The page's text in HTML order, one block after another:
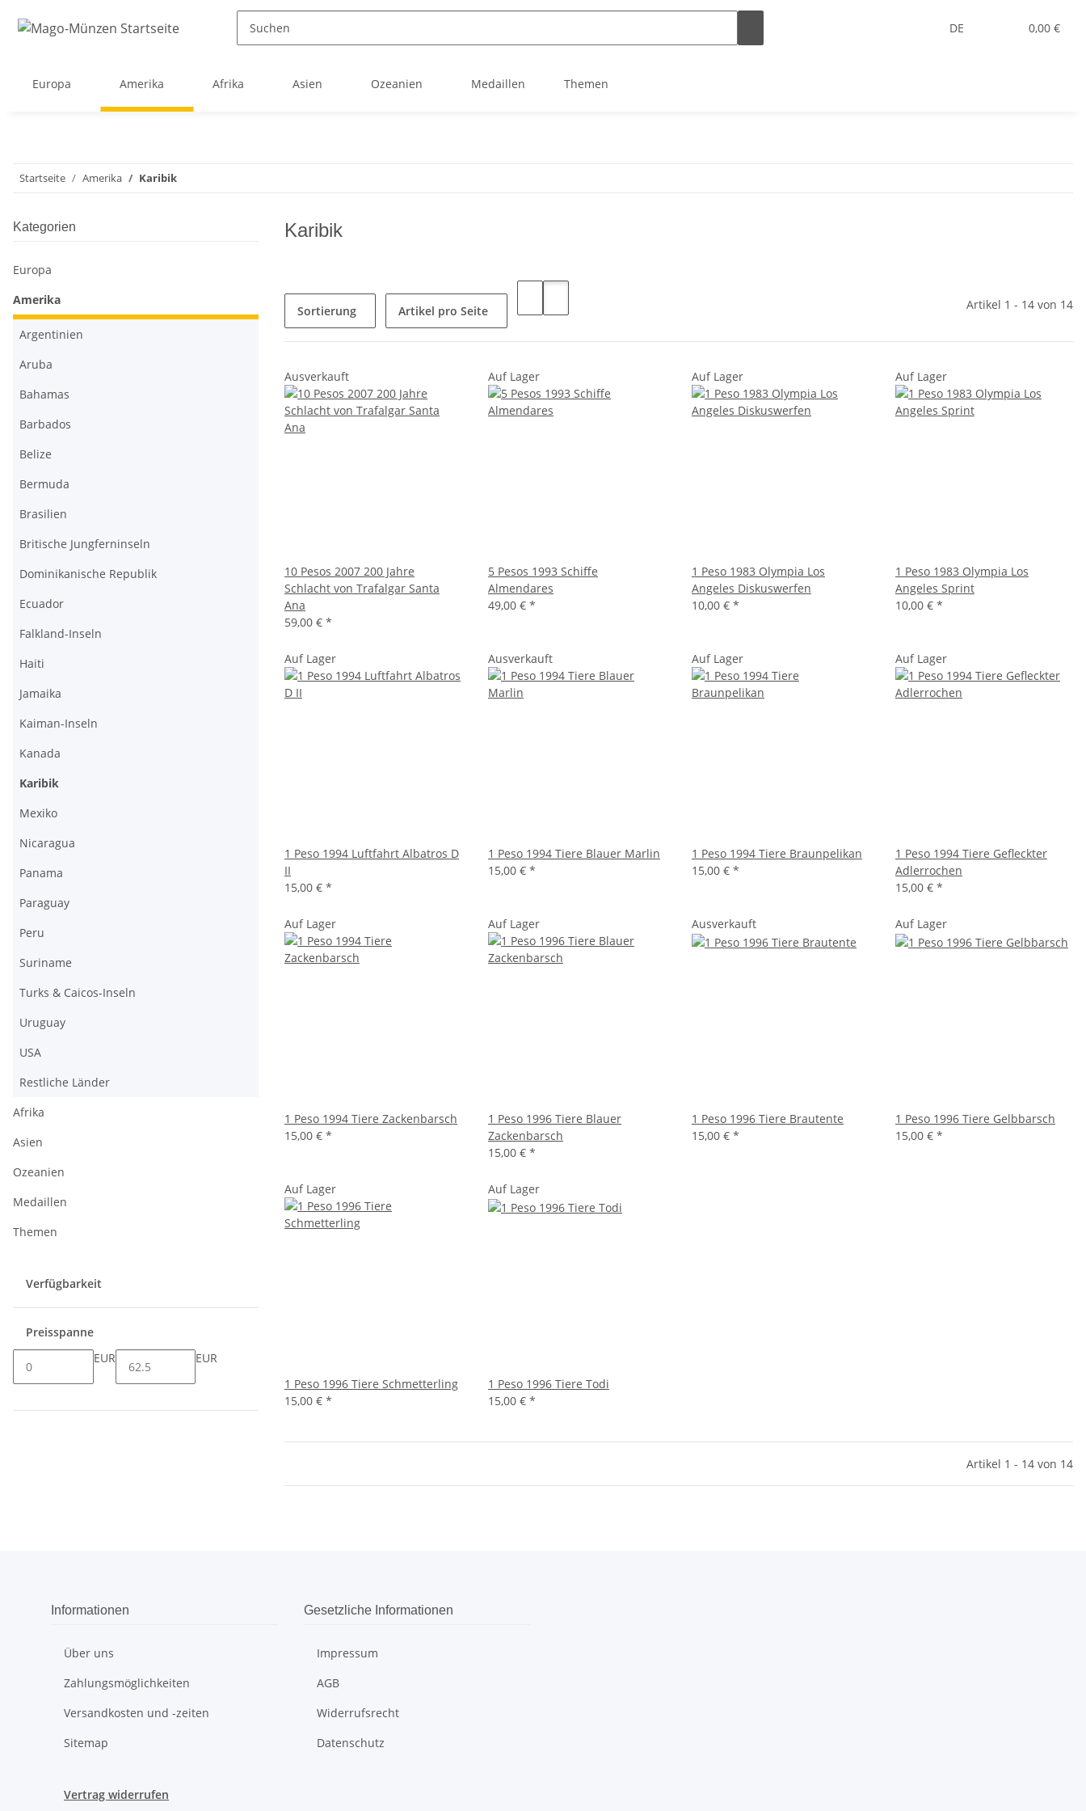
DE 0,00 €
Europa Amerika Afrika Asien Ozeanien Medaillen Themen
Startseite Amerika Karibik
Karibik
Sortierung Artikel pro Seite Artikel 1 - 14 von 14
Ausverkauft
10 Pesos 2007 200 Jahre
Schlacht von Trafalgar Santa
Ana
59,00 € *
Auf Lager
5 Pesos 1993 Schiffe
Almendares
49,00 € *
Auf Lager
1 Peso 1983 Olympia Los
Angeles Diskuswerfen
10,00 € *
Auf Lager
1 Peso 1983 Olympia Los
Angeles Sprint
10,00 € *
Auf Lager
1 Peso 1994 Luftfahrt Albatros D
II
15,00 € *
Ausverkauft
1 Peso 1994 Tiere Blauer Marlin
15,00 € *
Auf Lager
1 Peso 1994 Tiere Braunpelikan
15,00 € *
Auf Lager
1 Peso 1994 Tiere Gefleckter
Adlerrochen
15,00 € *
Auf Lager
1 Peso 1994 Tiere Zackenbarsch
15,00 € *
Auf Lager
1 Peso 1996 Tiere Blauer
Zackenbarsch
15,00 € *
Ausverkauft
1 Peso 1996 Tiere Brautente
15,00 € *
Auf Lager
1 Peso 1996 Tiere Gelbbarsch
15,00 € *
Auf Lager
1 Peso 1996 Tiere Schmetterling
15,00 € *
Auf Lager
1 Peso 1996 Tiere Todi
15,00 € *
Artikel 1 - 14 von 14
Kategorien
Europa
Amerika
Argentinien
Aruba
Bahamas
Barbados
Belize
Bermuda
Brasilien
Britische Jungferninseln
Dominikanische Republik
Ecuador
Falkland-Inseln
Haiti
Jamaika
Kaiman-Inseln
Kanada
Karibik
Mexiko
Nicaragua
Panama
Paraguay
Peru
Suriname
Turks & Caicos-Inseln
Uruguay
USA
Restliche Länder
Afrika
Asien
Ozeanien
Medaillen
Themen
Verfügbarkeit
Preisspanne
EUR
EUR
Informationen
Über uns
Zahlungsmöglichkeiten
Versandkosten und -zeiten
Sitemap
Gesetzliche Informationen
Impressum
AGB
Widerrufsrecht
Datenschutz
Vertrag widerrufen